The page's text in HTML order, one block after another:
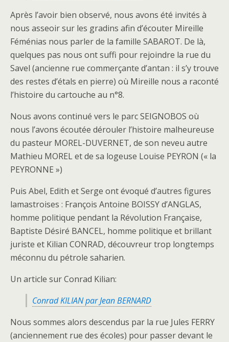
Après l’avoir bien observé, nous avons été invités à
nous asseoir sur les gradins afin d’écouter Mireille
Féménias nous parler de la famille SABAROT. De là,
quelques pas nous ont suffi pour rejoindre la rue du
Savel (ancienne rue commerçante d’antan : il s’y trouve
des restes d’étals en pierre) où Mireille nous a raconté
l’histoire du cartouche au n°8.
Nous avons continué vers le parc SEIGNOBOS où
nous l’avons écoutée dérouler l’histoire malheureuse
du pasteur MOREL-DUVERNET, de son neveu autre
Mathieu MOREL et de sa logeuse Louise PEYRON (« la
PEYRONNE »)
Puis Abel, Edith et Serge ont évoqué d’autres figures
lamastroises : François Antoine BOISSY d’ANGLAS,
homme politique pendant la Révolution Française,
Baptiste Désiré BANCEL, homme politique et brillant
juriste et Kilian CONRAD, découvreur trop longtemps
méconnu du pétrole saharien.
Un article sur Conrad Kilian:
Conrad KILIAN par Jean BERNARD
Nous sommes alors descendus par la rue Jules FERRY
(anciennement rue des écoles) pour passer devant le